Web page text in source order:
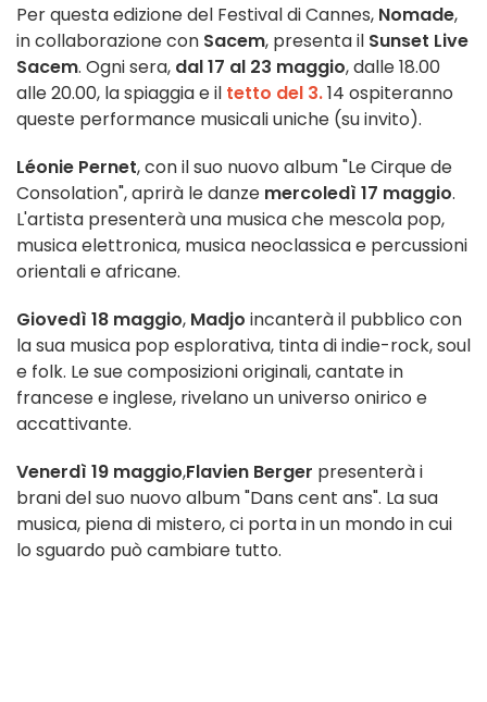
Per questa edizione del Festival di Cannes, Nomade,
in collaborazione con Sacem, presenta il Sunset Live
Sacem. Ogni sera, dal 17 al 23 maggio, dalle 18.00
alle 20.00, la spiaggia e il tetto del 3.14 ospiteranno
queste performance musicali uniche (su invito).
Léonie Pernet, con il suo nuovo album "Le Cirque de
Consolation", aprirà le danze mercoledì 17 maggio.
L'artista presenterà una musica che mescola pop,
musica elettronica, musica neoclassica e percussioni
orientali e africane.
Giovedì 18 maggio, Madjo incanterà il pubblico con
la sua musica pop esplorativa, tinta di indie-rock, soul
e folk. Le sue composizioni originali, cantate in
francese e inglese, rivelano un universo onirico e
accattivante.
Venerdì 19 maggio,Flavien Berger presenterà i
brani del suo nuovo album "Dans cent ans". La sua
musica, piena di mistero, ci porta in un mondo in cui
lo sguardo può cambiare tutto.